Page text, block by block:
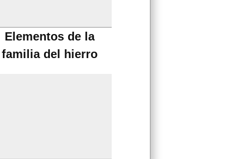
Elementos de la
familia del hierro